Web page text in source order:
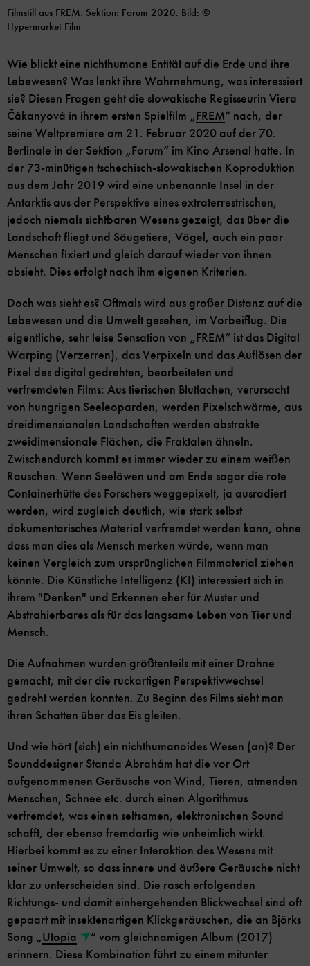
Filmstill aus FREM. Sektion: Forum 2020. Bild: ©
Hypermarket Film
Wie blickt eine nichthumane Entität auf die Erde und ihre
Lebewesen? Was lenkt ihre Wahrnehmung, was interessiert
sie? Diesen Fragen geht die slowakische Regisseurin Viera
Čákanyová in ihrem ersten Spielfilm „FREM“ nach, der
seine Weltpremiere am 21. Februar 2020 auf der 70.
Berlinale in der Sektion „Forum“ im Kino Arsenal hatte. In
der 73-minütigen tschechisch-slowakischen Koproduktion
aus dem Jahr 2019 wird eine unbenannte Insel in der
Antarktis aus der Perspektive eines extraterrestrischen,
jedoch niemals sichtbaren Wesens gezeigt, das über die
Landschaft fliegt und Säugetiere, Vögel, auch ein paar
Menschen fixiert und gleich darauf wieder von ihnen
absieht. Dies erfolgt nach ihm eigenen Kriterien.
Doch was sieht es? Oftmals wird aus großer Distanz auf die
Lebewesen und die Umwelt gesehen, im Vorbeiflug. Die
eigentliche, sehr leise Sensation von „FREM“ ist das Digital
Warping (Verzerren), das Verpixeln und das Auflösen der
Pixel des digital gedrehten, bearbeiteten und
verfremdeten Films: Aus tierischen Blutlachen, verursacht
von hungrigen Seeleoparden, werden Pixelschwärme, aus
dreidimensionalen Landschaften werden abstrakte
zweidimensionale Flächen, die Fraktalen ähneln.
Zwischendurch kommt es immer wieder zu einem weißen
Rauschen. Wenn Seelöwen und am Ende sogar die rote
Containerhütte des Forschers weggepixelt, ja ausradiert
werden, wird zugleich deutlich, wie stark selbst
dokumentarisches Material verfremdet werden kann, ohne
dass man dies als Mensch merken würde, wenn man
keinen Vergleich zum ursprünglichen Filmmaterial ziehen
könnte. Die Künstliche Intelligenz (KI) interessiert sich in
ihrem "Denken" und Erkennen eher für Muster und
Abstrahierbares als für das langsame Leben von Tier und
Mensch.
Die Aufnahmen wurden größtenteils mit einer Drohne
gemacht, mit der die ruckartigen Perspektivwechsel
gedreht werden konnten. Zu Beginn des Films sieht man
ihren Schatten über das Eis gleiten.
Und wie hört (sich) ein nichthumanoides Wesen (an)? Der
Sounddesigner Standa Abrahám hat die vor Ort
aufgenommenen Geräusche von Wind, Tieren, atmenden
Menschen, Schnee etc. durch einen Algorithmus
verfremdet, was einen seltsamen, elektronischen Sound
schafft, der ebenso fremdartig wie unheimlich wirkt.
Hierbei kommt es zu einer Interaktion des Wesens mit
seiner Umwelt, so dass innere und äußere Geräusche nicht
klar zu unterscheiden sind. Die rasch erfolgenden
Richtungs- und damit einhergehenden Blickwechsel sind oft
gepaart mit insektenartigen Klickgeräuschen, die an Björks
Song „Utopia
“ vom gleichnamigen Album (2017)
erinnern. Diese Kombination führt zu einem mitunter